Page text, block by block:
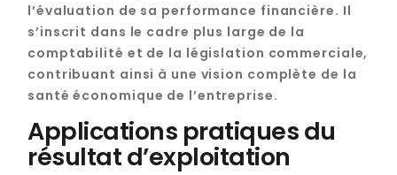
l’évaluation de sa performance financière. Il
s’inscrit dans le cadre plus large de la
comptabilité et de la législation commerciale,
contribuant ainsi à une vision complète de la
santé économique de l’entreprise.
Applications pratiques du
résultat d’exploitation